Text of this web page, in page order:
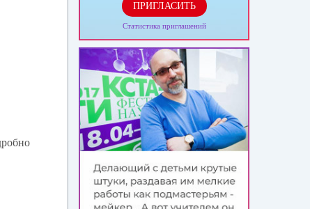
ПРИГЛАСИТЬ
Статистика приглашений